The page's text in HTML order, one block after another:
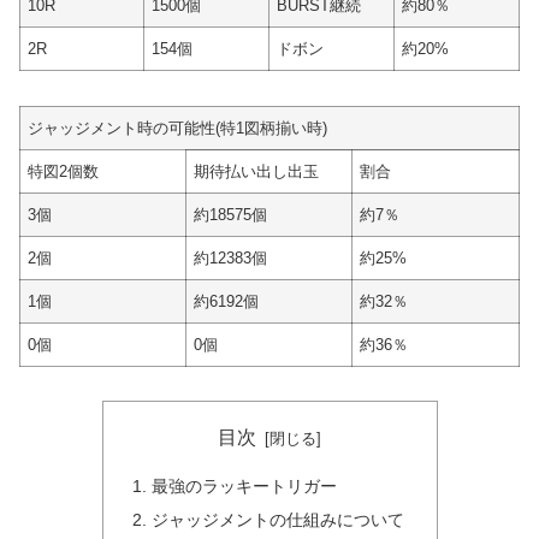
10R 1500個 BURST継続 約80％
2R 154個 ドボン 約20%
ジャッジメント時の可能性(特1図柄揃い時)
特図2個数 期待払い出し出玉 割合
3個 約18575個 約7％
2個 約12383個 約25%
1個 約6192個 約32％
0個 0個 約36％
目次
最強のラッキートリガー
ジャッジメントの仕組みについて